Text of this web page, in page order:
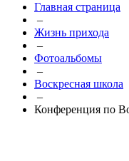
Главная страница
–
Жизнь прихода
–
Фотоальбомы
–
Воскресная школа
–
Конференция по